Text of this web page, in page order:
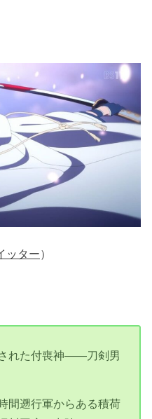
ッター）
れた付喪神――刀剣男
間遡行軍からある積荷